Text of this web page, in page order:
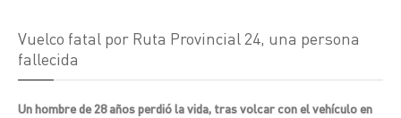
Vuelco fatal por Ruta Provincial 24, una persona
fallecida
Un hombre de 28 años perdió la vida, tras volcar con el vehículo en